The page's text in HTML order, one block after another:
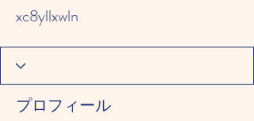
xc8yllxwln
プロフィール